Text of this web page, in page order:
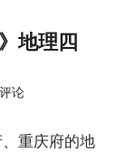
地理四
论
重庆府的地